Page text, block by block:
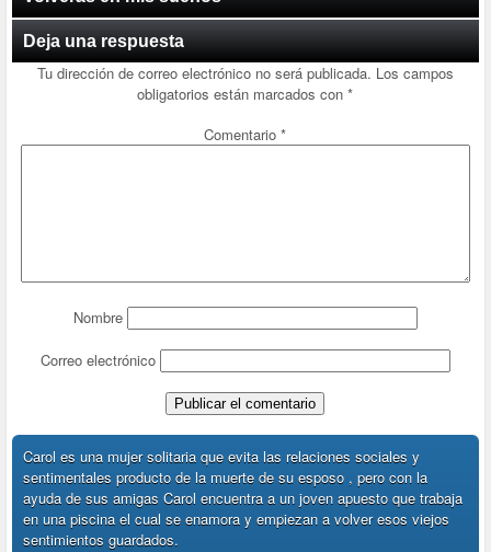
Deja una respuesta
Tu dirección de correo electrónico no será publicada. Los campos
obligatorios están marcados con*
Comentario*
Nombre
Correo electrónico
Carol es una mujer solitaria que evita las relaciones sociales y
sentimentales producto de la muerte de su esposo , pero con la
ayuda de sus amigas Carol encuentra a un joven apuesto que trabaja
en una piscina el cual se enamora y empiezan a volver esos viejos
sentimientos guardados.